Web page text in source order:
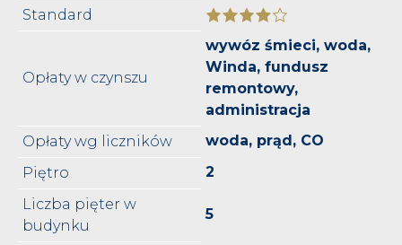
Standard
Opłaty w czynszu
wywóz śmieci, woda,
Winda, fundusz
remontowy,
administracja
Opłaty wg liczników
woda, prąd, CO
Piętro
2
Liczba pięter w
budynku
5